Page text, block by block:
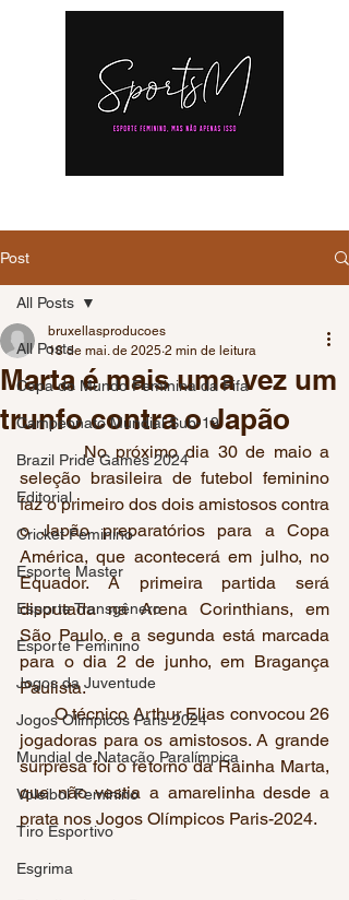
Post
All Posts
Copa do Mundo Feminina da Fifa
Campeonato Mundial Sub-19
Brazil Pride Games 2024
Editorial
Cricket Feminino
Esporte Master
Esporte Transgênero
Esporte Feminino
Jogos da Juventude
Jogos Olímpicos Paris 2024
Mundial de Natação Paralímpica
Voleibol Feminino
Tiro Esportivo
Esgrima
All Posts
Marta é mais uma vez um
trunfo contra o Japão
bruxellasproducoes
18 de mai. de 2025 2 min de leitura
        No próximo dia 30 de maio a
seleção brasileira de futebol feminino
faz o primeiro dos dois amistosos contra
o Japão preparatórios para a Copa
América, que acontecerá em julho, no
Equador. A primeira partida será
disputada na Arena Corinthians, em
São Paulo, e a segunda está marcada
para o dia 2 de junho, em Bragança
Paulista.
       O técnico Arthur Elias convocou 26
jogadoras para os amistosos. A grande
surpresa foi o retorno da Rainha Marta,
que não vestia a amarelinha desde a
prata nos Jogos Olímpicos Paris-2024.